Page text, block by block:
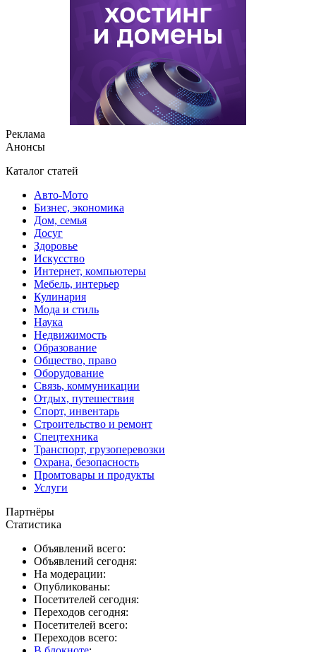
Реклама
Анонсы
Каталог статей
Авто-Мото
Бизнес, экономика
Дом, семья
Досуг
Здоровье
Искусство
Интернет, компьютеры
Мебель, интерьер
Кулинария
Мода и стиль
Наука
Недвижимость
Образование
Общество, право
Оборудование
Связь, коммуникации
Отдых, путешествия
Спорт, инвентарь
Строительство и ремонт
Спецтехника
Транспорт, грузоперевозки
Охрана, безопасность
Промтовары и продукты
Услуги
Партнёры
Статистика
Объявлений всего:
Объявлений сегодня:
На модерации:
Опубликованы:
Посетителей сегодня:
Переходов сегодня:
Посетителей всего:
Переходов всего: